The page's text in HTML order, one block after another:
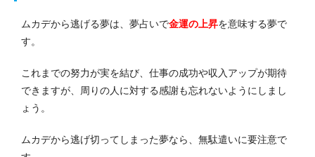
ムカデから逃げる夢は、夢占いで金運の上昇を意味する夢で
す。
これまでの努力が実を結び、仕事の成功や収入アップが期待
できますが、周りの人に対する感謝も忘れないようにしまし
ょう。
ムカデから逃げ切ってしまった夢なら、無駄遣いに要注意で